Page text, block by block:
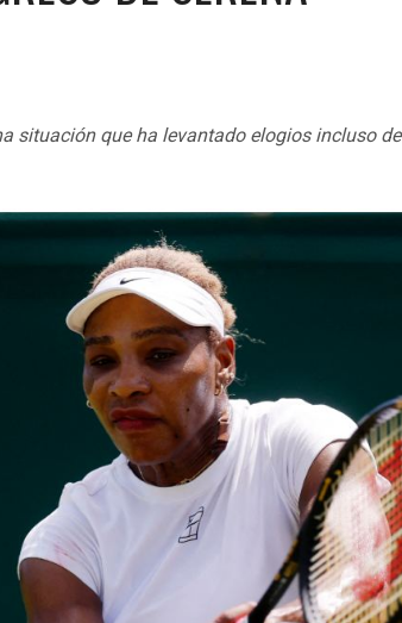
situación que ha levantado elogios incluso de